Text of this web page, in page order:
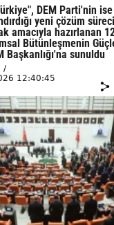
DEM Parti'nin
yeni çözüm
amacıyla hazırlanan
Bütünleşmenin
sunuldu
/
12:40:45